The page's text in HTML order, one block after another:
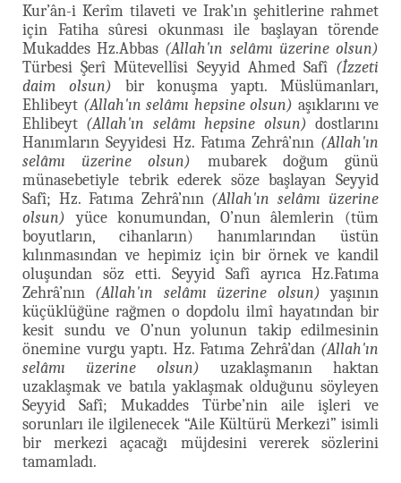
Kur’ân-i Kerîm tilaveti ve Irak’ın şehitlerine rahmet
için Fatiha sûresi okunması ile başlayan törende
Mukaddes Hz.Abbas (Allah'ın selâmı üzerine olsun)
Türbesi Şerî Mütevellîsi Seyyid Ahmed Safî (İzzeti
daim olsun) bir konuşma yaptı. Müslümanları,
Ehlibeyt (Allah'ın selâmı hepsine olsun) aşıklarını ve
Ehlibeyt (Allah'ın selâmı hepsine olsun) dostlarını
Hanımların Seyyidesi Hz. Fatıma Zehrâ’nın (Allah'ın
selâmı üzerine olsun) mubarek doğum günü
münasebetiyle tebrik ederek söze başlayan Seyyid
Safî; Hz. Fatıma Zehrâ’nın (Allah'ın selâmı üzerine
olsun) yüce konumundan, O’nun âlemlerin (tüm
boyutların, cihanların) hanımlarından üstün
kılınmasından ve hepimiz için bir örnek ve kandil
oluşundan söz etti. Seyyid Safî ayrıca Hz.Fatıma
Zehrâ’nın (Allah'ın selâmı üzerine olsun) yaşının
küçüklüğüne rağmen o dopdolu ilmî hayatından bir
kesit sundu ve O’nun yolunun takip edilmesinin
önemine vurgu yaptı. Hz. Fatıma Zehrâ’dan (Allah'ın
selâmı üzerine olsun) uzaklaşmanın haktan
uzaklaşmak ve batıla yaklaşmak olduğunu söyleyen
Seyyid Safî; Mukaddes Türbe’nin aile işleri ve
sorunları ile ilgilenecek “Aile Kültürü Merkezi” isimli
bir merkezi açacağı müjdesini vererek sözlerini
tamamladı.